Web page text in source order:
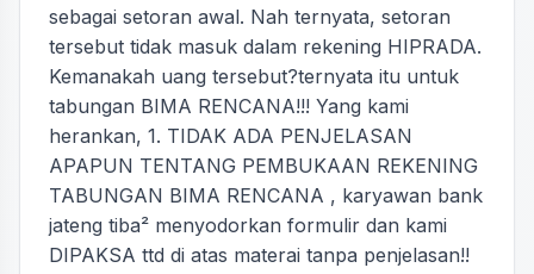
sebagai setoran awal. Nah ternyata, setoran
tersebut tidak masuk dalam rekening HIPRADA.
Kemanakah uang tersebut?ternyata itu untuk
tabungan BIMA RENCANA!!! Yang kami
herankan, 1. TIDAK ADA PENJELASAN
APAPUN TENTANG PEMBUKAAN REKENING
TABUNGAN BIMA RENCANA , karyawan bank
jateng tiba² menyodorkan formulir dan kami
DIPAKSA ttd di atas materai tanpa penjelasan!!